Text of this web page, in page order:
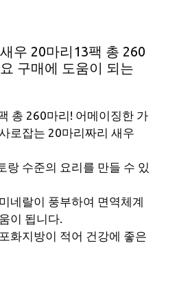
우 20마리13팩 총 260
구매에 도움이 되는
총 260마리! 어메이징한 가
로잡는 20마리짜리 새우
랑 수준의 요리를 만들 수 있
네랄이 풍부하여 면역체계
이 됩니다.
화지방이 적어 건강에 좋은